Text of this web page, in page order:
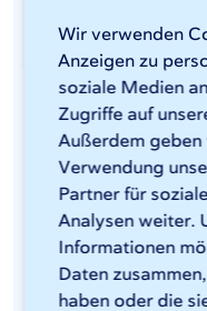
Wir verwenden
Anzeigen zu
soziale Medien
Zugriffe auf
Außerdem
Verwendung
Partner für
Analysen weiter.
Informationen
Daten
haben oder die
Um scharfe
Laserschneiden zu
zu entfernen,
eine
an. Dies ist u.a. für
beschichtende
Kantenbearbeitung